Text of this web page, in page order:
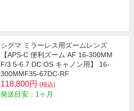
シグマ ミラーレス用ズームレンズ
【APS-C 便利ズーム AF 16-300MM
F/3.5-6.7 DC OS キャノン用】 16-
300MMF35-67DC-RF
118,800円 (税込)
発送目安：1ヶ月